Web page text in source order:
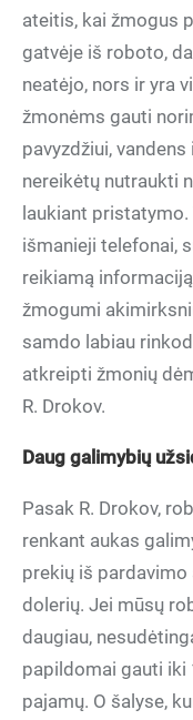
ateitis, kai žmogus
gatvėje iš roboto,
neatėjo, nors ir yra
žmonėms gauti
pavyzdžiui,
nereikėtų nutraukti
laukiant
išmanieji telefonai,
reikiamą
žmogumi
samdo labiau
atkreipti žmonių
R. Drokov.
Daug galimybių
Pasak R. Drokov,
renkant aukas
prekių iš
dolerių. Jei mūsų
daugiau,
papildomai gauti
pajamų. O šalyse,